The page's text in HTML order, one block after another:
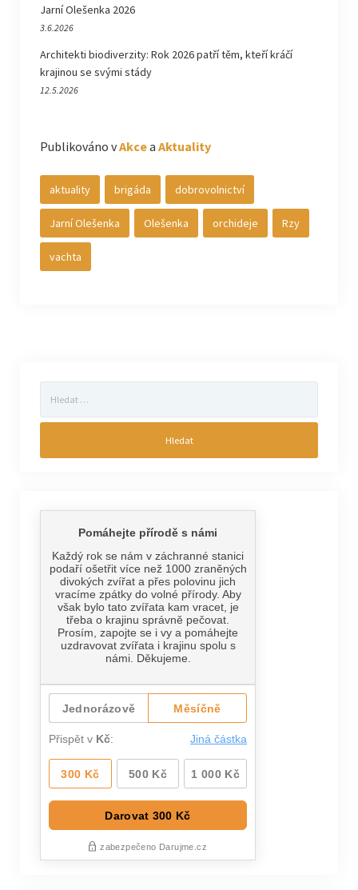
Jarní Olešenka 2026
3.6.2026
Architekti biodiverzity: Rok 2026 patří těm, kteří kráčí
krajinou se svými stády
12.5.2026
Publikováno vAkcea Aktuality
aktuality brigáda dobrovolnictví
Jarní Olešenka Olešenka orchideje Rzy
vachta